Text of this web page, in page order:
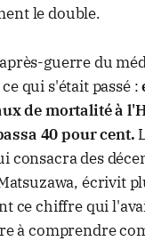
le double.
guerre du
qui s'était passé :
de mortalité à
40 pour cent.
consacra des
écrivit
ce chiffre qui
à comprendre